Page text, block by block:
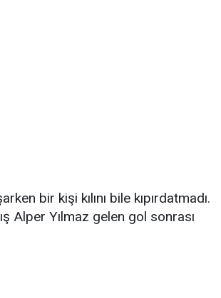
bir kişi kılını bile kıpırdatmadı.
Alper Yılmaz gelen gol sonrası